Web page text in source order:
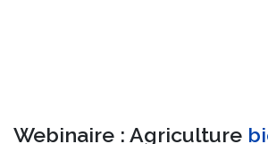
Webinaire : Agriculture